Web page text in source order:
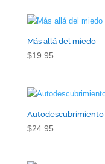
era:
$39.95.
es:
Más allá del miedo
$19.95
Autodescubrimiento
$24.95